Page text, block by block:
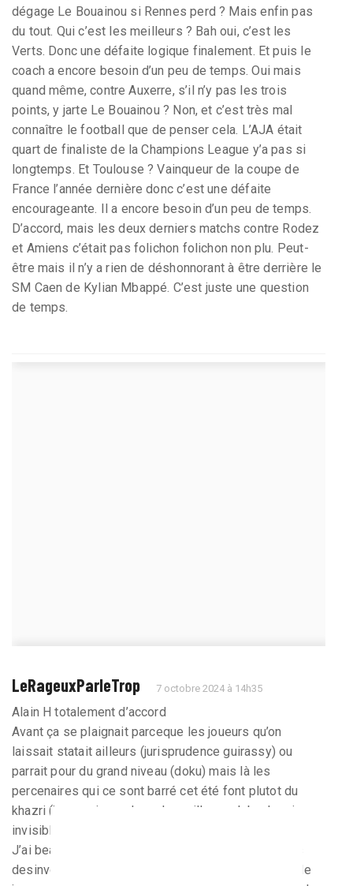
dégage Le Bouainou si Rennes perd ? Mais enfin pas
du tout. Qui c’est les meilleurs ? Bah oui, c’est les
Verts. Donc une défaite logique finalement. Et puis le
coach a encore besoin d’un peu de temps. Oui mais
quand même, contre Auxerre, s’il n’y pas les trois
points, y jarte Le Bouainou ? Non, et c’est très mal
connaître le football que de penser cela. L’AJA était
quart de finaliste de la Champions League y’a pas si
longtemps. Et Toulouse ? Vainqueur de la coupe de
France l’année dernière donc c’est une défaite
encourageante. Il a encore besoin d’un peu de temps.
D’accord, mais les deux derniers matchs contre Rodez
et Amiens c’était pas folichon folichon non plu. Peut-
être mais il n’y a rien de déshonnorant à être derrière le
SM Caen de Kylian Mbappé. C’est juste une question
de temps.
LeRageuxParleTrop 7 octobre 2024 à 14h35
Alain H totalement d’accord
Avant ça se plaignait parceque les joueurs qu’on
laissait statait ailleurs (jurisprudence guirassy) ou
parrait pour du grand niveau (doku) mais là les
percenaires qui ce sont barré cet été font plutot du
khazri (je veux jouer dans de meilleurs club , depuis
invisible)
J’ai beaucoup critiqué le comportement des joueurs
desinvoltes les 2 dernières saisons. Il y avait pas de